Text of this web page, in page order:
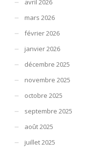
avril 2026
mars 2026
février 2026
janvier 2026
décembre 2025
novembre 2025
octobre 2025
septembre 2025
août 2025
juillet 2025